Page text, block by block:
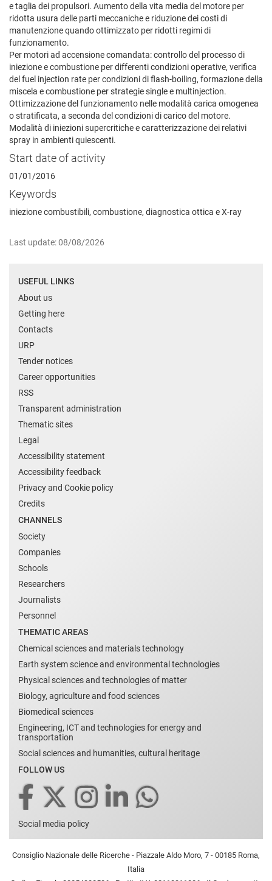
e taglia dei propulsori. Aumento della vita media del motore per
ridotta usura delle parti meccaniche e riduzione dei costi di
manutenzione quando ottimizzato per ridotti regimi di
funzionamento.
Per motori ad accensione comandata: controllo del processo di
iniezione e combustione per differenti condizioni operative, verifica
del fuel injection rate per condizioni di flash-boiling, formazione della
miscela e combustione per strategie single e multinjection.
Ottimizzazione del funzionamento nelle modalità carica omogenea
o stratificata, a seconda del condizioni di carico del motore.
Modalità di iniezioni supercritiche e caratterizzazione dei relativi
spray in ambienti quiescenti.
Start date of activity
01/01/2016
Keywords
iniezione combustibili, combustione, diagnostica ottica e X-ray
Last update: 08/08/2026
USEFUL LINKS
About us
Getting here
Contacts
URP
Tender notices
Career opportunities
RSS
Transparent administration
Thematic sites
Legal
Accessibility statement
Accessibility feedback
Privacy and Cookie policy
Credits
CHANNELS
Society
Companies
Schools
Researchers
Journalists
Personnel
THEMATIC AREAS
Chemical sciences and materials technology
Earth system science and environmental technologies
Physical sciences and technologies of matter
Biology, agriculture and food sciences
Biomedical sciences
Engineering, ICT and technologies for energy and
transportation
Social sciences and humanities, cultural heritage
FOLLOW US
Social media policy
Consiglio Nazionale delle Ricerche - Piazzale Aldo Moro, 7 - 00185 Roma,
Italia